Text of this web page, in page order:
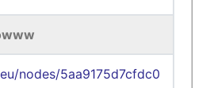
nodes/5aa9175d7cfdc0